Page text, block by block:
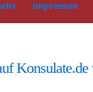
impressum